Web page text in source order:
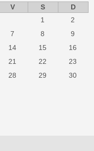
V S
D
1
2
7 8
9
14 15
16
21 22
23
28 29
30